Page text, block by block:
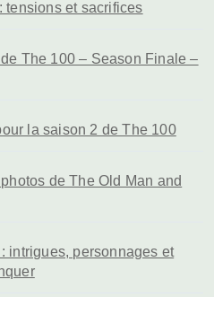
tensions et sacrifices
The 100 – Season Finale –
la saison 2 de The 100
de The Old Man and
intrigues, personnages et